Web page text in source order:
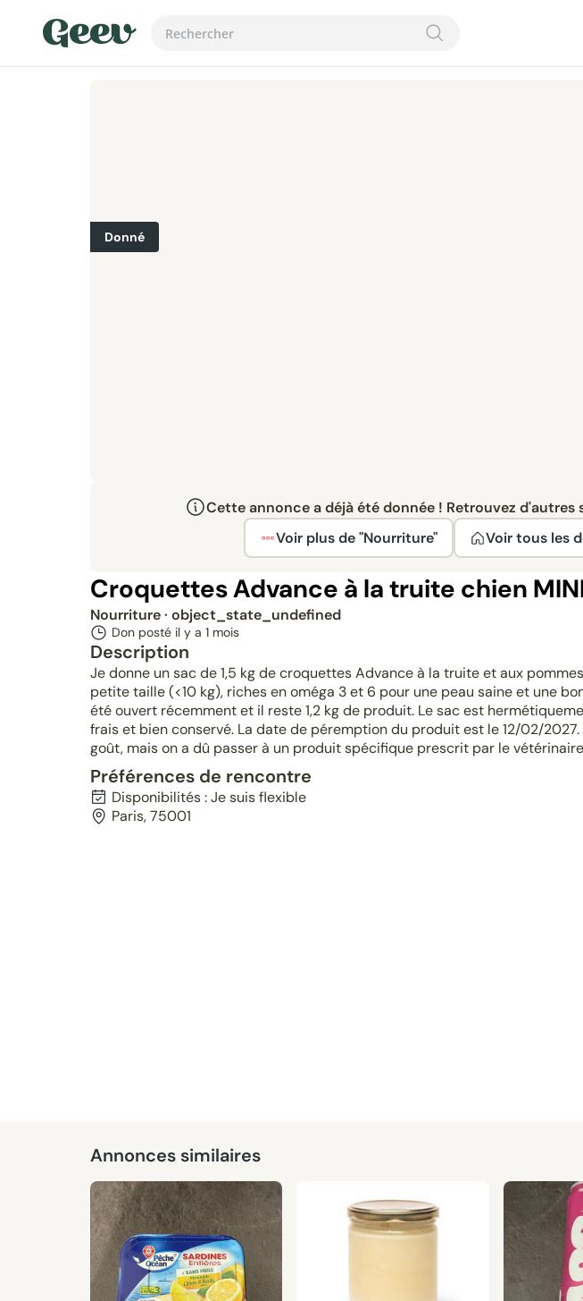
Donné
Cette annonce a déjà été donnée ! Retrouvez d'autres
Voir plus de "Nourriture"
Voir tous les
Croquettes Advance à la truite chien
Nourriture· object_state_undefined
Don posté il y a 1 mois
Description
Je donne un sac de 1,5 kg de croquettes Advance à la truite et aux
petite taille (<10 kg), riches en oméga 3 et 6 pour une peau saine et une
été ouvert récemment et il reste 1,2 kg de produit. Le sac est
frais et bien conservé. La date de péremption du produit est le 12/02/
goût, mais on a dû passer à un produit spécifique prescrit par le vétérinaire
Préférences de rencontre
Disponibilités : Je suis flexible
Paris, 75001
Annonces similaires